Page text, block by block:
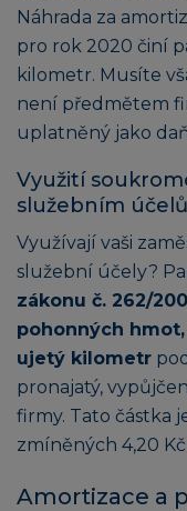
Náhrada za
pro rok 2020 činí
kilometr. Musíte
není předmětem
uplatněný jako
Využití
služebním
Využívají vaši
služební účely?
zákonu č. 262/
pohonných
ujetý kilometr
pronajatý,
firmy. Tato částka
zmíněných 4,20
Amortizace a